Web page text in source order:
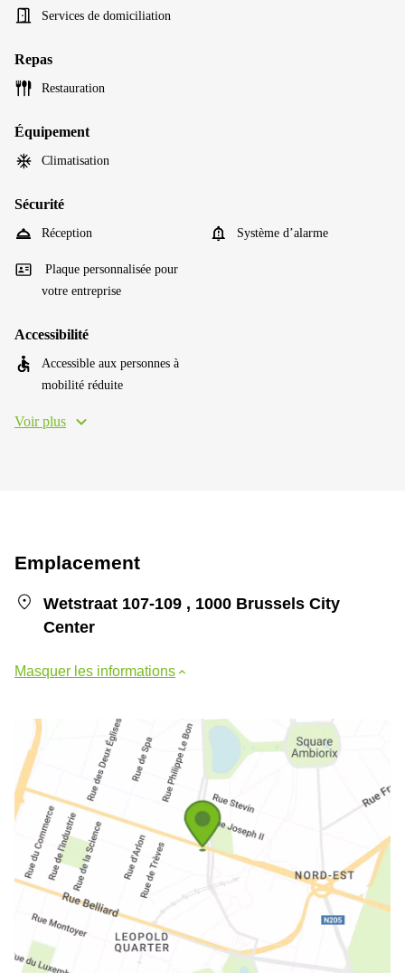
Services de domiciliation
Repas
Restauration
Équipement
Climatisation
Sécurité
Réception Système d’alarme
Plaque personnalisée pour
votre entreprise
Accessibilité
Accessible aux personnes à
mobilité réduite
Voir plus
Emplacement
Wetstraat 107-109 , 1000 Brussels City
Center
Masquer les informations